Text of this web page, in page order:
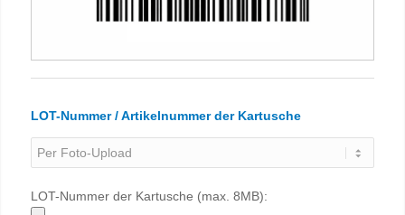
LOT-Nummer / Artikelnummer der Kartusche
LOT-Nummer der Kartusche (max. 8MB):